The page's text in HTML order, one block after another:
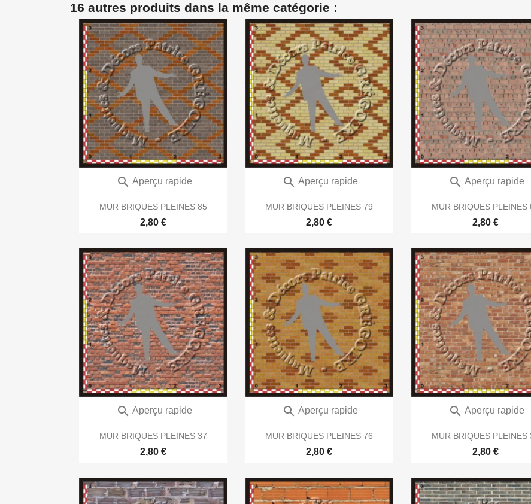
16 autres produits dans la même catégorie :
MUR BRIQUES PLEINES 85
2,80 €
 Aperçu rapide
MUR BRIQUES PLEINES 79
2,80 €
 Aperçu rapide
MUR BRIQUES PLEINES
2,80 €
 Aperçu rapide
MUR BRIQUES PLEINES 37
2,80 €
 Aperçu rapide
MUR BRIQUES PLEINES 76
2,80 €
 Aperçu rapide
MUR BRIQUES PLEINES
2,80 €
 Aperçu rapide